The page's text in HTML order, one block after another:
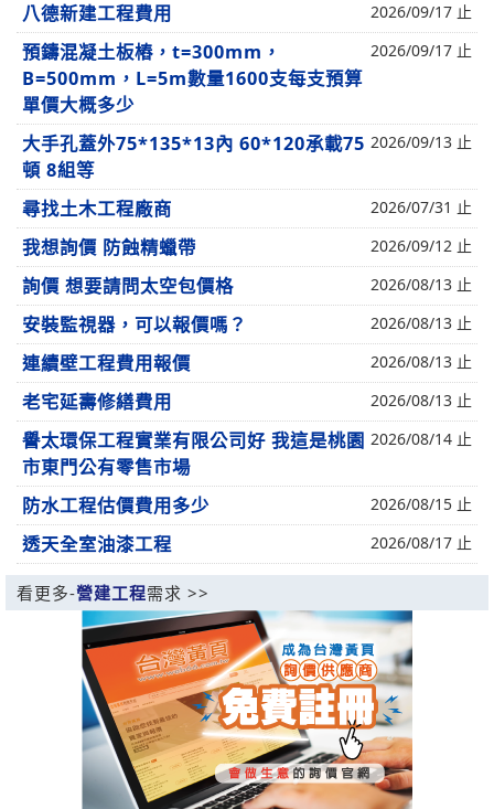
八德新建工程費用 2026/09/17 止
預鑄混凝土板樁，t=300mm，
B=500mm，L=5m數量1600支每支預算
單價大概多少
2026/09/17 止
大手孔蓋外75*135*13內 60*120承載75
頓 8組等
2026/09/13 止
尋找土木工程廠商 2026/07/31 止
我想詢價 防蝕精蠟帶 2026/09/12 止
詢價 想要請問太空包價格 2026/08/13 止
安裝監視器，可以報價嗎？ 2026/08/13 止
連續壁工程費用報價 2026/08/13 止
老宅延壽修繕費用 2026/08/13 止
譽太環保工程實業有限公司好 我這是桃園
市東門公有零售市場
2026/08/14 止
防水工程估價費用多少 2026/08/15 止
透天全室油漆工程 2026/08/17 止
看更多-營建工程需求 >>